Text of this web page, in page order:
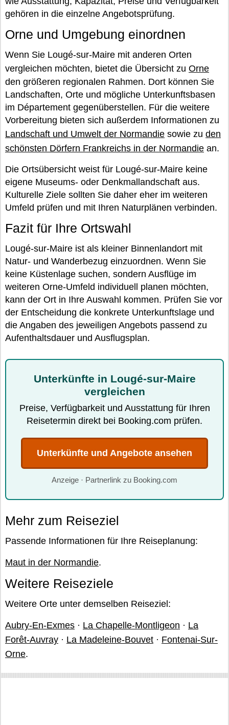
gehören in die einzelne Angebotsprüfung.
Orne und Umgebung einordnen
Wenn Sie Lougé-sur-Maire mit anderen Orten
vergleichen möchten, bietet die Übersicht zu Orne
den größeren regionalen Rahmen. Dort können Sie
Landschaften, Orte und mögliche Unterkunftsbasen
im Département gegenüberstellen. Für die weitere
Vorbereitung bieten sich außerdem Informationen zu
Landschaft und Umwelt der Normandie sowie zu den
schönsten Dörfern Frankreichs in der Normandie an.
Die Ortsübersicht weist für Lougé-sur-Maire keine
eigene Museums- oder Denkmallandschaft aus.
Kulturelle Ziele sollten Sie daher eher im weiteren
Umfeld prüfen und mit Ihren Naturplänen verbinden.
Fazit für Ihre Ortswahl
Lougé-sur-Maire ist als kleiner Binnenlandort mit
Natur- und Wanderbezug einzuordnen. Wenn Sie
keine Küstenlage suchen, sondern Ausflüge im
weiteren Orne-Umfeld individuell planen möchten,
kann der Ort in Ihre Auswahl kommen. Prüfen Sie vor
der Entscheidung die konkrete Unterkunftslage und
die Angaben des jeweiligen Angebots passend zu
Aufenthaltsdauer und Ausflugsplan.
Unterkünfte in Lougé-sur-Maire
vergleichen
Preise, Verfügbarkeit und Ausstattung für Ihren
Reisetermin direkt bei Booking.com prüfen.
Unterkünfte und Angebote ansehen
Anzeige · Partnerlink zu Booking.com
Mehr zum Reiseziel
Passende Informationen für Ihre Reiseplanung:
Maut in der Normandie.
Weitere Reiseziele
Weitere Orte unter demselben Reiseziel:
Aubry-En-Exmes · La Chapelle-Montligeon · La
Forêt-Auvray · La Madeleine-Bouvet · Fontenai-Sur-
Orne.